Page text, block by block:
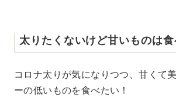
太りたくないけど甘いものは
コロナ太りが気になりつつ、甘くて
ーの低いものを食べたい！